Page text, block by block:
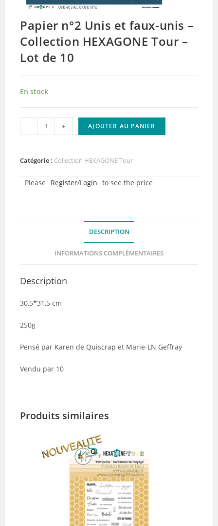
Papier n°2 Unis et faux-unis –
Collection HEXAGONE Tour –
Lot de 10
En stock
quantité
de
n°2
et
Lot
10
- + AJOUTER AU PANIER
Catégorie : Collection HEXAGONE Tour
Please Register/Login to see the price
DESCRIPTION
INFORMATIONS COMPLÉMENTAIRES
Description
30,5*31,5 cm
250g
Pensé par Karen de Quiscrap et Marie-LN Geffray
Vendu par 10
Produits similaires